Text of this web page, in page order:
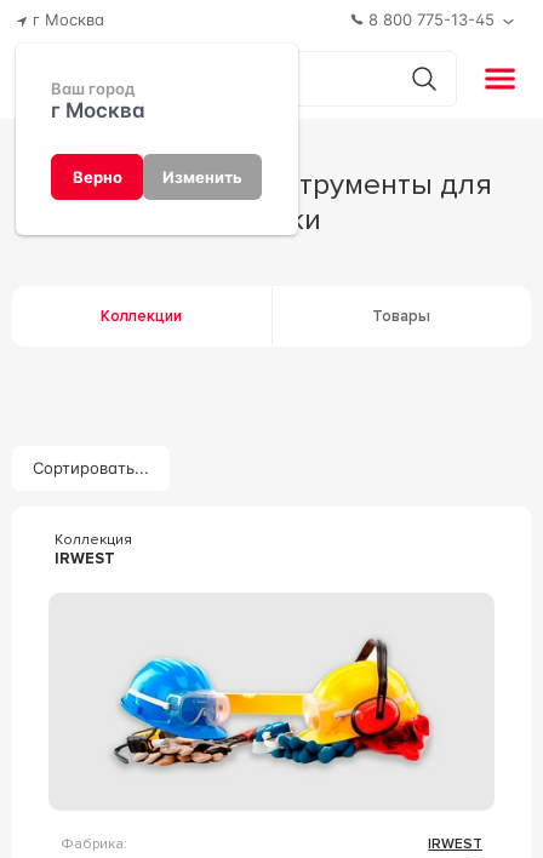
г Москва
Ваш город
г Москва
Верно Изменить
8 800 775-13-45
Инструменты Инструменты для
уборки
Коллекции Товары
Сортировать...
Коллекция
IRWEST
Фабрика:
IRWEST